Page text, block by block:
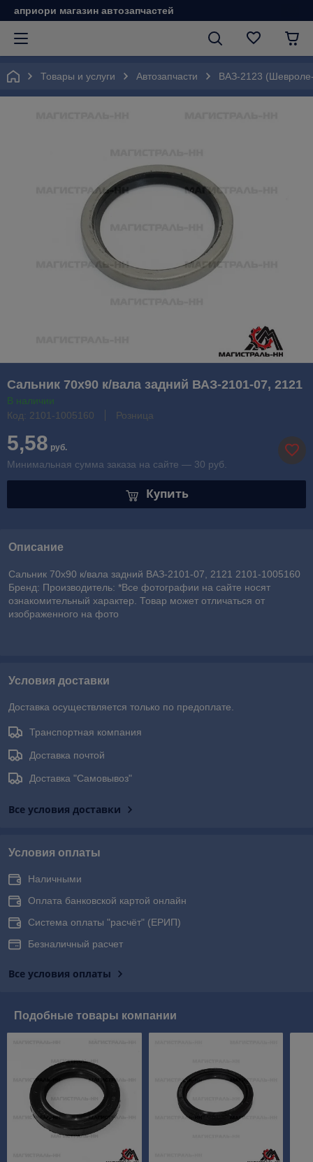
априори магазин автозапчастей
Товары и услуги Автозапчасти ВАЗ-2123
Сальник 70х90 к/вала задний ВАЗ-2101-07, 2121
В наличии
Код: 2101-1005160
Розница
5,58 руб.
Минимальная сумма заказа на сайте — 30 руб.
Купить
Описание
Сальник 70х90 к/вала задний ВАЗ-2101-07, 2121 2101-1005160
Бренд: Производитель: *Все фотографии на сайте носят
ознакомительный характер. Товар может отличаться от
изображенного на фото
Условия доставки
Доставка осуществляется только по предоплате.
Транспортная компания
Доставка почтой
Доставка "Самовывоз"
Все условия доставки
Условия оплаты
Наличными
Оплата банковской картой онлайн
Система оплаты "расчёт" (ЕРИП)
Безналичный расчет
Все условия оплаты
Подобные товары компании